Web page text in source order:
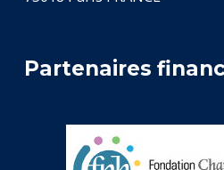
Partenaires